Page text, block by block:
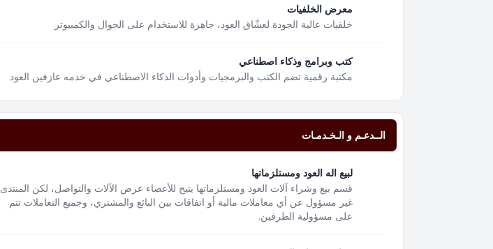
معرض الخلفيات
خلفيات عالية الجودة لعشّاق العود، جاهزة للاستخدام على الجوال والكمبيوتر
كتب وبرامج وذكاء اصطناعي
مكتبة رقمية تضم الكتب والبرمجيات وأدوات الذكاء الاصطناعي في خدمه عازفين العود
الــدعـم و الـخـدمـات
لبيع اله العود ومستلزماتها
قسم بيع وشراء آلات العود ومستلزماتها يتيح للأعضاء عرض الآلات والتواصل، لكن المنتدى
غير مسؤول عن أي معاملات مالية أو اتفاقات بين البائع والمشتري، وجميع التعاملات تتم
على مسؤولية الطرفين.